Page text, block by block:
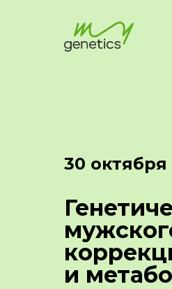
и
30 октября